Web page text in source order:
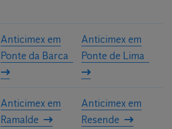
Anticimex em
Ponte da Barca
Anticimex em
Ponte de Lima
Anticimex em
Ramalde
Anticimex em
Resende